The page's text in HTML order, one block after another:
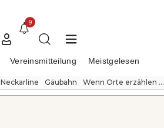
9
Vereinsmitteilung Meistgelesen
Neckarline Gäubahn Wenn Orte erzählen ...